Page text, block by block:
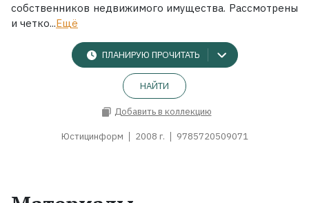
собственников недвижимого имущества. Рассмотрены
и четко...Ещё
ПЛАНИРУЮ ПРОЧИТАТЬ
НАЙТИ
Добавить в коллекцию
Юстицинформ 2008 г. 9785720509071